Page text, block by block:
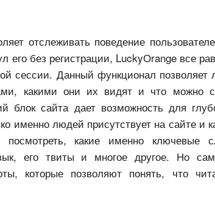
отслеживать поведение
его без регистрации, LuckyОrange все
сессии. Данный функционал позволяет
какими они их видят и что можно
сайта дает возможность для
именно людей присутствует на сайте и
какие именно ключевые
его твиты и многое другое. Но
которые позволяют понять, что